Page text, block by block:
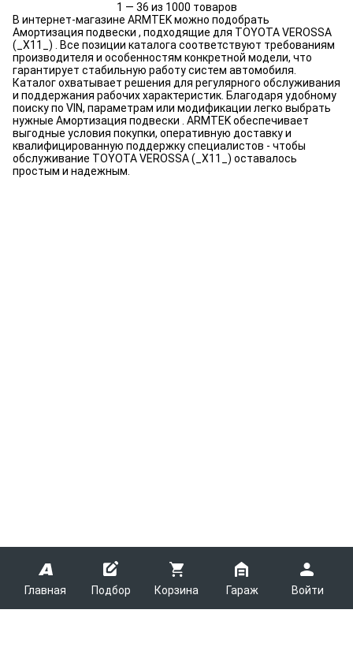
Главная Подбор Корзина Гараж Войти
1 — 36 из 1000 товаров
В интернет-магазине ARMTEK можно подобрать
Амортизация подвески , подходящие для TOYOTA VEROSSA
(_X11_) . Все позиции каталога соответствуют требованиям
производителя и особенностям конкретной модели, что
гарантирует стабильную работу систем автомобиля.
Каталог охватывает решения для регулярного обслуживания
и поддержания рабочих характеристик. Благодаря удобному
поиску по VIN, параметрам или модификации легко выбрать
нужные Амортизация подвески . ARMTEK обеспечивает
выгодные условия покупки, оперативную доставку и
квалифицированную поддержку специалистов - чтобы
обслуживание TOYOTA VEROSSA (_X11_) оставалось
простым и надежным.